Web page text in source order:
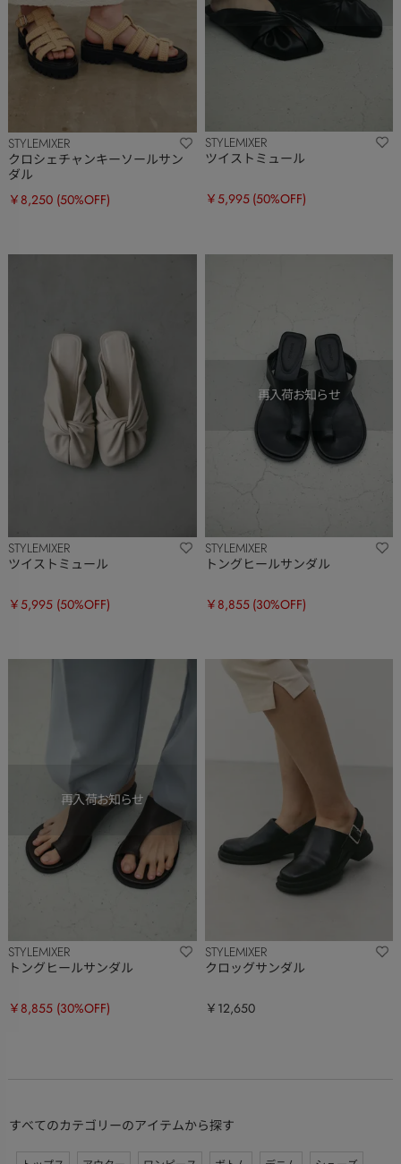
STYLEMIXER
クロシェチャンキーソールサン
ダル
￥8,250 (50%OFF)
STYLEMIXER
ツイストミュール
￥5,995 (50%OFF)
STYLEMIXER
ツイストミュール
￥5,995 (50%OFF)
STYLEMIXER
トングヒールサンダル
￥8,855 (30%OFF)
STYLEMIXER
トングヒールサンダル
￥8,855 (30%OFF)
STYLEMIXER
クロッグサンダル
￥12,650
すべてのカテゴリーのアイテムから探す